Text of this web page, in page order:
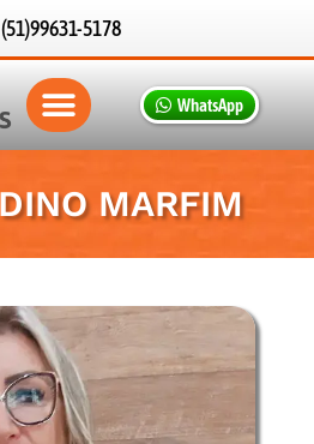
(51)99631-5178
WhatsApp
MARFIM